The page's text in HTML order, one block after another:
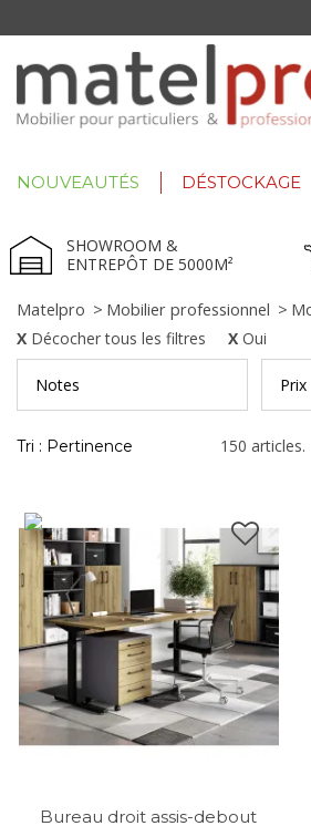
NOUVEAUTÉS DÉSTOCKAGE
SHOWROOM &
ENTREPÔT DE 5000M²
Matelpro > Mobilier professionnel >
Décocher tous les filtres
Oui
Notes Prix
Tri : Pertinence 150 articles.
Bureau droit assis-debout